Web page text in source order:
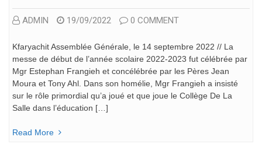
ADMIN 19/09/2022 0 COMMENT
Kfaryachit Assemblée Générale, le 14 septembre 2022 // La
messe de début de l’année scolaire 2022-2023 fut célébrée par
Mgr Estephan Frangieh et concélébrée par les Pères Jean
Moura et Tony Ahl. Dans son homélie, Mgr Frangieh a insisté
sur le rôle primordial qu’a joué et que joue le Collège De La
Salle dans l’éducation […]
Read More